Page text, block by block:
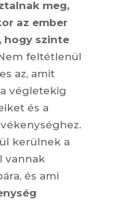
meg,
az ember
hogy szinte
feltétlenül
az, amit
végletekig
és a
kerülnek a
vannak
és ami